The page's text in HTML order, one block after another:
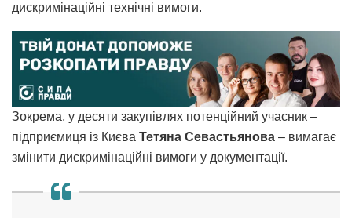
дискримінаційні технічні вимоги.
Зокрема, у десяти закупівлях потенційний учасник –
підприємиця із Києва Тетяна Севастьянова – вимагає
змінити дискримінаційні вимоги у документації.